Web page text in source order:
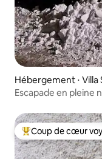
Hébergement ⋅ Villa
Escapade en pleine
Coups de cœur
Coup de cœur